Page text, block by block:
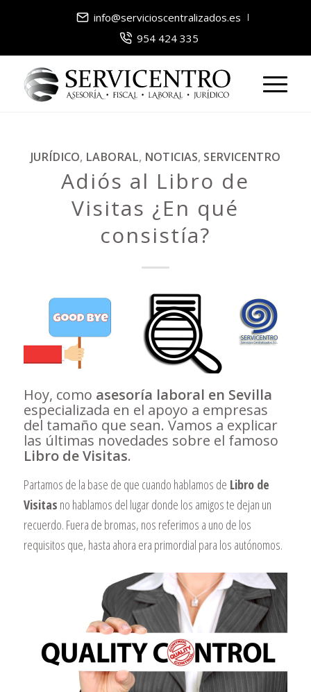
info@servicioscentralizados.es
954 424 335
JURÍDICO, LABORAL, NOTICIAS, SERVICENTRO
Adiós al Libro de
Visitas ¿En qué
consistía?
Hoy, como asesoría laboral en Sevilla
especializada en el apoyo a empresas
del tamaño que sean. Vamos a explicar
las últimas novedades sobre el famoso
Libro de Visitas.
Partamos de la base de que cuando hablamos de Libro de
Visitas no hablamos del lugar donde los amigos te dejan un
recuerdo. Fuera de bromas, nos referimos a uno de los
requisitos que, hasta ahora era primordial para los autónomos.